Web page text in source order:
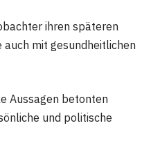
ihren späteren
mit gesundheitlichen
Aussagen betonten
und politische